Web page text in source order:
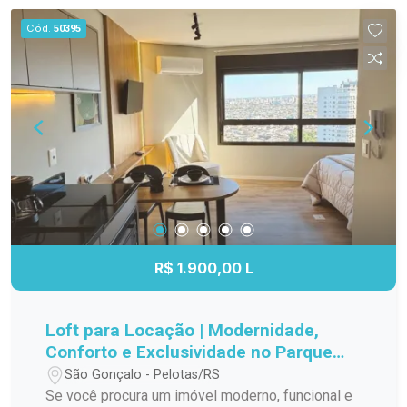
boa infraestrutura de lazer, este imóvel reúne
características que favorecem uma rotina
confortável e funcional. Entre em contato para
mais informações e agende sua visita.
lazer para toda a família. Entre em contato e
agende sua visita! Seu novo lar pode estar aqui.
Cód. 50395
R$ 1.900,00 L
Loft para Locação | Modernidade,
Conforto e Exclusividade no Parque
UnaSão Gonçalo - Pelotas/RS
Se você procura um imóvel moderno, funcional e